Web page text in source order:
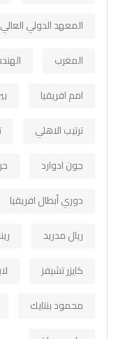
المعهد الدولي
المغرب
امم افريقيا
ترتيب الاهلي
جون ادوارد
دوري أبطال افريقيا
ريال مدريد
كايزر تشيفز
محمود بنتايك